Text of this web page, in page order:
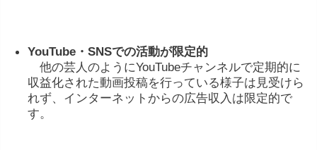
YouTube・ SNSでの活動が限定的
他の芸人のよう にYouTubeチャンネルで定期的に
収益化された動画投稿を行っている様子は 見受け ら
れず、 インターネット からの広告収入 は限定的で
す。